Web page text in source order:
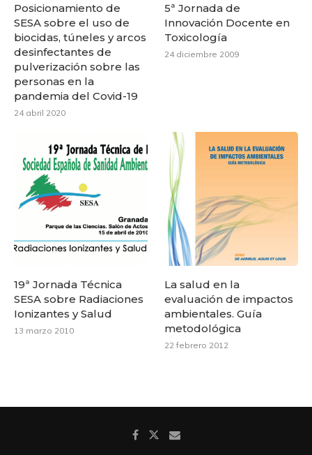
Posicionamiento de
SESA sobre el uso de
biocidas, túneles y arcos
desinfectantes de
pulverización sobre las
personas en la
pandemia del Covid-19
24 abril 2020
5ª Jornada de
Innovación Docente en
Toxicología
24 diciembre 2009
19ª Jornada Técnica
SESA sobre Radiaciones
Ionizantes y Salud
13 marzo 2010
La salud en la
evaluación de impactos
ambientales. Guía
metodológica
22 febrero 2012